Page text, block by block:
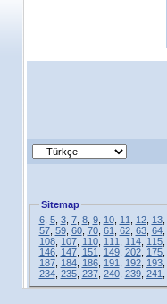
Sitemap
6, 5, 3, 7, 8, 9, 10, 11 12, 13,
57, 59, 60, 70, 61 62, 63, 64,
108, 107, 110, 111 114, 115,
146, 147, 151 149, 202, 175,
187, 184, 186, 191 192, 193,
234, 235, 237, 240, 239, 241